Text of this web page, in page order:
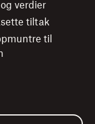
verdier
tiltak
til